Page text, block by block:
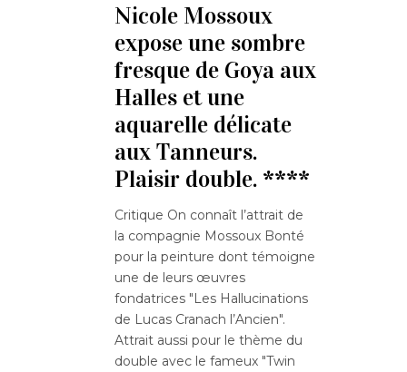
Nicole Mossoux
expose une sombre
fresque de Goya aux
Halles et une
aquarelle délicate
aux Tanneurs.
Plaisir double. ****
Critique On connaît l’attrait de
la compagnie Mossoux Bonté
pour la peinture dont témoigne
une de leurs œuvres
fondatrices "Les Hallucinations
de Lucas Cranach l’Ancien".
Attrait aussi pour le thème du
double avec le fameux "Twin